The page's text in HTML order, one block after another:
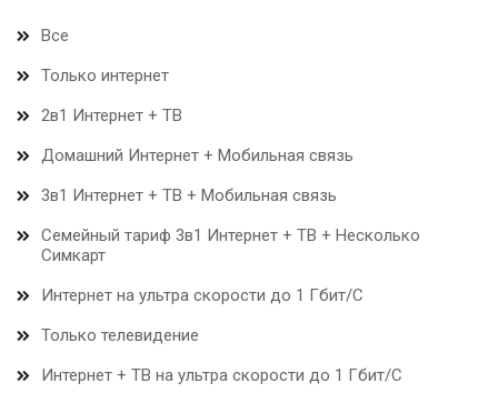
Все
Только интернет
2в1 Интернет + ТВ
Домашний Интернет + Мобильная связь
3в1 Интернет + ТВ + Мобильная связь
Семейный тариф 3в1 Интернет + ТВ + Несколько
Симкарт
Интернет на ультра скорости до 1 Гбит/С
Только телевидение
Интернет + ТВ на ультра скорости до 1 Гбит/С